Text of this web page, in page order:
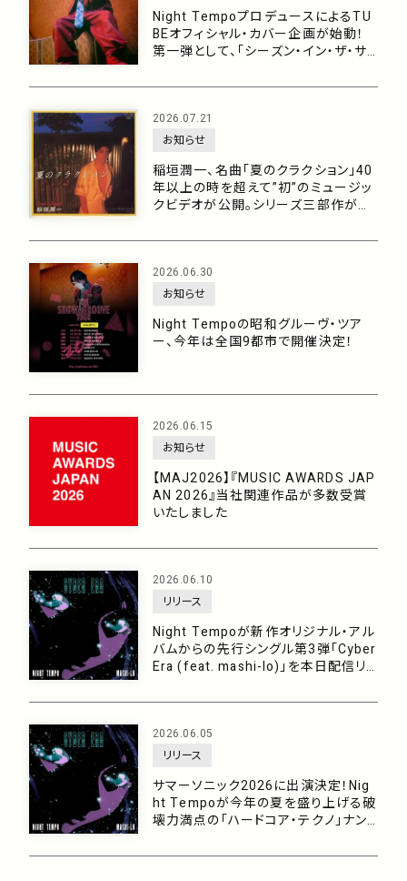
Night TempoプロデュースによるTU
BEオフィシャル・カバー企画が始動！
第一弾として、「シーズン・イン・ザ・サ
信リリース！
2026.07.21
お知らせ
稲垣潤一、名曲「夏のクラクション」40
年以上の時を超えて”初”のミュージッ
クビデオが公開。シリーズ三部作がつ
2026.06.30
お知らせ
Night Tempoの昭和グルーヴ・ツア
ー、今年は全国9都市で開催決定！
2026.06.15
お知らせ
【MAJ2026】『MUSIC AWARDS JAP
AN 2026』当社関連作品が多数受賞
いたしました
2026.06.10
リリース
Night Tempoが新作オリジナル・アル
バムからの先行シングル第3弾「Cyber
Era (feat. mashi-lo)」を本日配信リリ
点の「ハードコア・テクノ」ナンバー！
2026.06.05
リリース
サマーソニック2026に出演決定！Nig
ht Tempoが今年の夏を盛り上げる破
壊力満点の「ハードコア・テクノ」ナン
6/10に配信！